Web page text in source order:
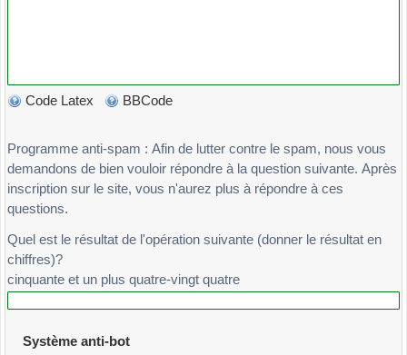
Code Latex BBCode
Programme anti-spam : Afin de lutter contre le spam, nous vous
demandons de bien vouloir répondre à la question suivante. Après
inscription sur le site, vous n'aurez plus à répondre à ces
questions.
Quel est le résultat de l'opération suivante (donner le résultat en
chiffres)?
cinquante et un plus quatre-vingt quatre
Système anti-bot